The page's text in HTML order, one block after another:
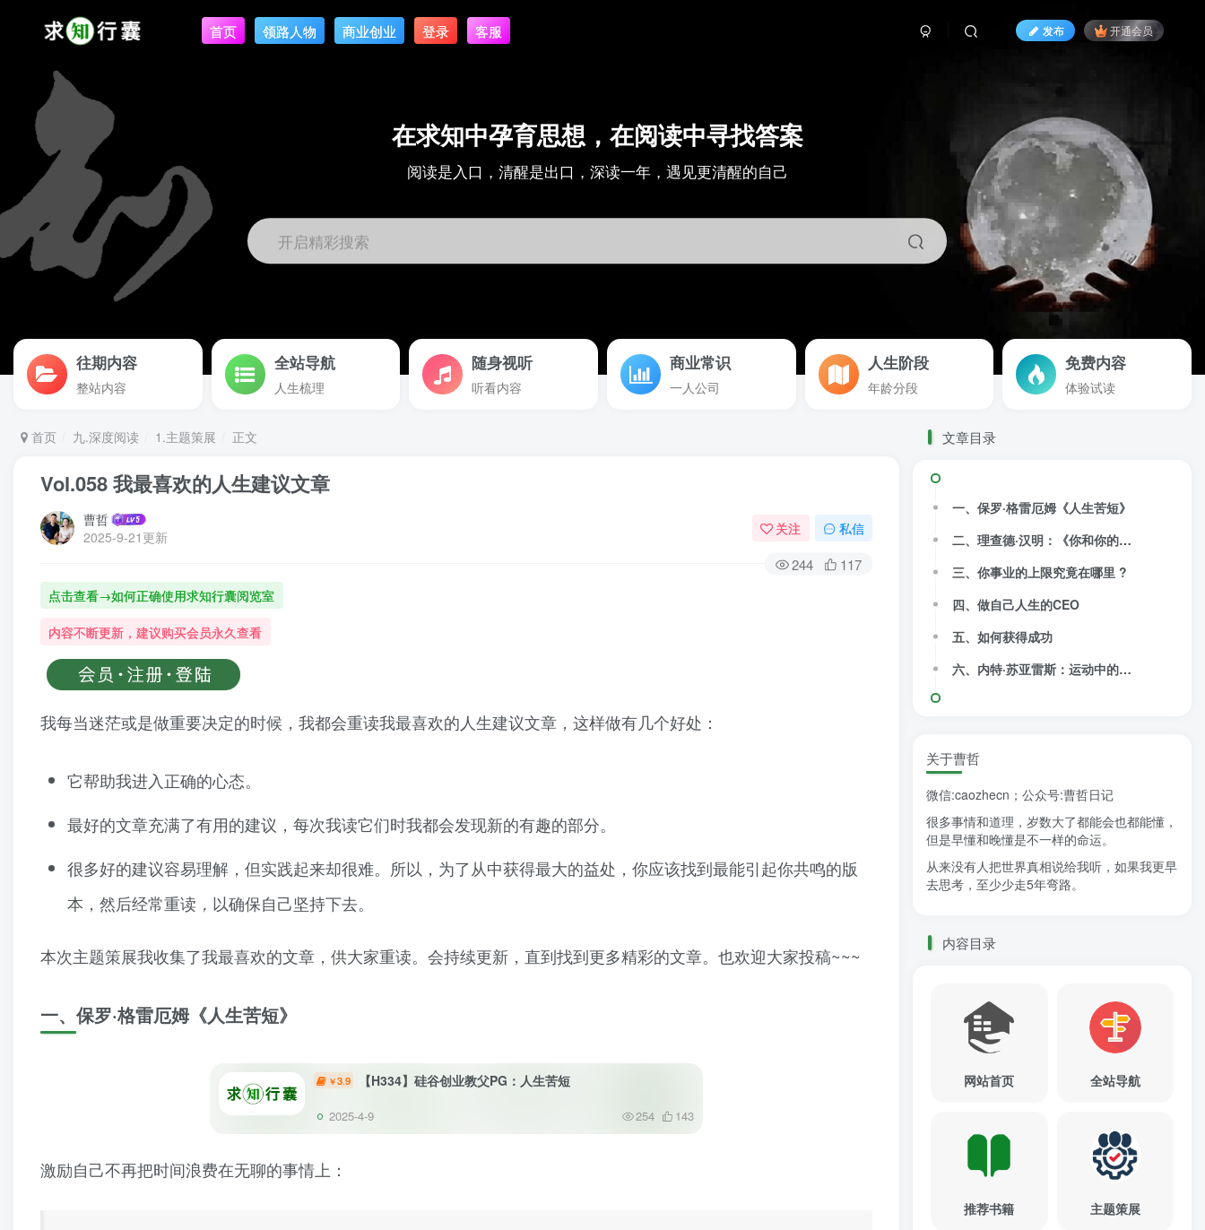
首页 领路人物 商业创业 登录 客服 发布 开通会员
在求知中孕育思想，在阅读中寻找答案
阅读是入口，清醒是出口，深读一年，遇见更清醒的自己
开启精彩搜索
往期内容
整站内容
全站导航
人生梳理
随身视听
听看内容
商业常识
一人公司
人生阶段
年龄分段
免费内容
体验试读
首页 九.深度阅读 1.主题策展 正文
Vol.058 我最喜欢的人生建议文章
曹哲
2025-9-21更新
关注 私信
244 117
点击查看→如何正确使用求知行囊阅览室
内容不断更新，建议购买会员永久查看
我每当迷茫或是做重要决定的时候，我都会重读我最喜欢的人生建议文章，这样做有几个好处：
它帮助我进入正确的心态。
最好的文章充满了有用的建议，每次我读它们时我都会发现新的有趣的部分。
很多好的建议容易理解，但实践起来却很难。所以，为了从中获得最大的益处，你应该找到最能引起你共鸣的版
本，然后经常重读 ， 以确保自己坚持下去。
本次主题策展我收集了我最喜欢的文章，供大家重读。会持续更新，直到找到更多精彩的文章。也欢迎大家投稿~~~
一、保罗·格雷厄姆《人生苦短》
￥3.9 【H334】硅谷创业教父PG：人生苦短
2025-4-9 254 143
激励自己不再把时间浪费在无聊的事情上：
文章目录
一、保罗·格雷厄姆《人生苦短》
二、理查德·汉明：《你和你的研究》
三、你事业的上限究竟在哪里 ?
四、做自己人生的CEO
五、如何获得成功
六、内特·苏亚雷斯：运动中的休息
关于曹哲
微信:caozhecn；公众号:曹哲日记
很多事情和道理，岁数大了都能会也都能懂，
但是早懂和晚懂是不一样的命运。
从来没有人把世界真相说给我听，如果我更早
去思考，至少少走5年弯路。
内容目录
网站首页 全站导航
推荐书籍 主题策展